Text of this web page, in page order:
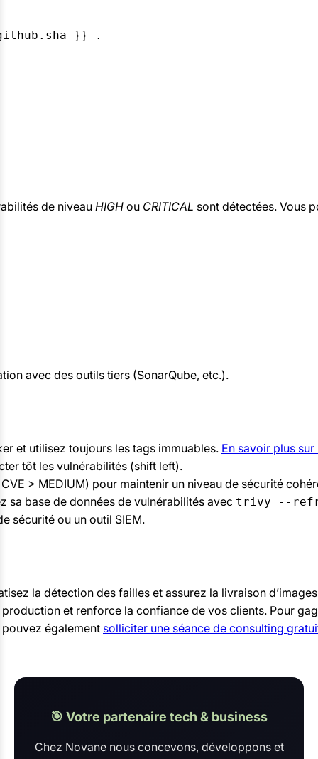
}} .
de niveau HIGH ou CRITICAL sont détectées. Vous
avec des outils tiers (SonarQube, etc.).
et utilisez toujours les tags immuables. En savoir plus
tôt les vulnérabilités (shift left).
> MEDIUM) pour maintenir un niveau de sécurité
sa base de données de vulnérabilités avec trivy --
sécurité ou un outil SIEM.
la détection des failles et assurez la livraison
et renforce la confiance de vos clients. Pour
pouvez également solliciter une séance de consulting
🎯 Votre partenaire tech & business
Chez Novane nous concevons, développons et